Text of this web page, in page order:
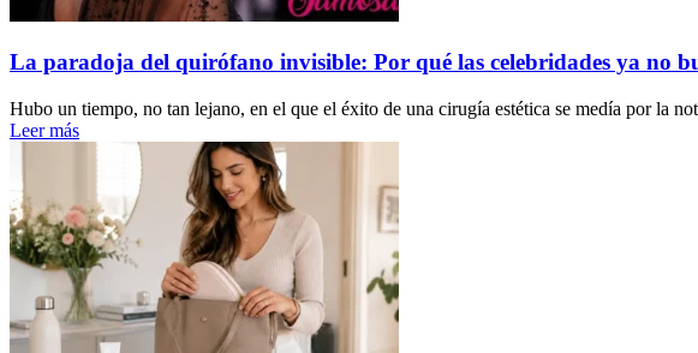
La paradoja del quirófano invisible: Por qué las celebridades ya no
Hubo un tiempo, no tan lejano, en el que el éxito de una cirugía estética se medía por la
Leer más